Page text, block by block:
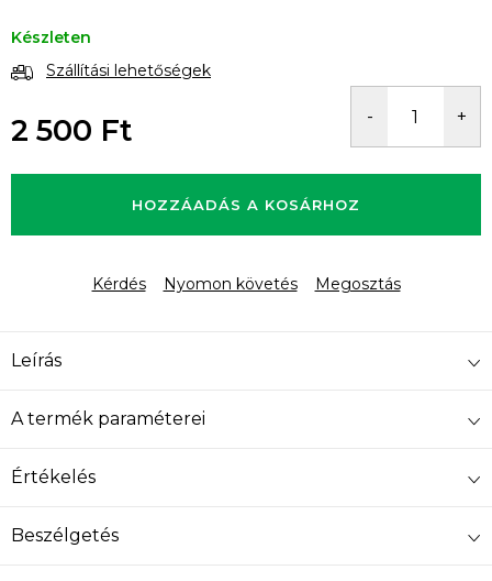
Készleten
Szállítási lehetőségek
2 500 Ft
HOZZÁADÁS A KOSÁRHOZ
Kérdés Nyomon követés Megosztás
Leírás
A termék paraméterei
Értékelés
Beszélgetés